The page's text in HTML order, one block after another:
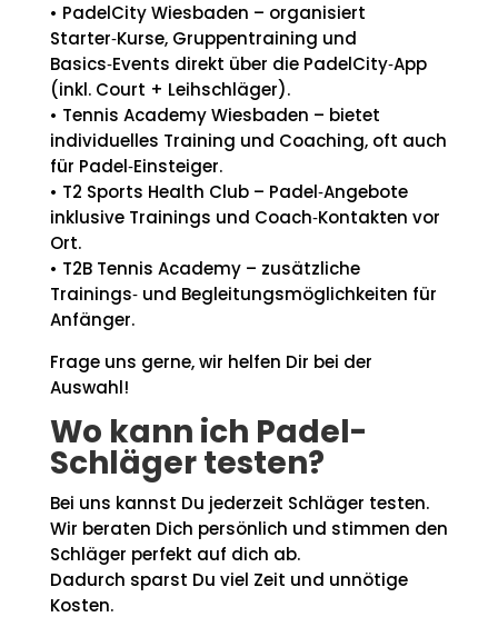
• PadelCity Wiesbaden – organisiert
Starter‑Kurse, Gruppentraining und
Basics‑Events direkt über die PadelCity‑App
(inkl. Court + Leihschläger).
• Tennis Academy Wiesbaden – bietet
individuelles Training und Coaching, oft auch
für Padel‑Einsteiger.
• T2 Sports Health Club – Padel‑Angebote
inklusive Trainings und Coach‑Kontakten vor
Ort.
• T2B Tennis Academy – zusätzliche
Trainings‑ und Begleitungsmöglichkeiten für
Anfänger.
Frage uns gerne, wir helfen Dir bei der
Auswahl!
Wo kann ich Padel-
Schläger testen?
Bei uns kannst Du jederzeit Schläger testen.
Wir beraten Dich persönlich und stimmen den
Schläger perfekt auf dich ab.
Dadurch sparst Du viel Zeit und unnötige
Kosten.